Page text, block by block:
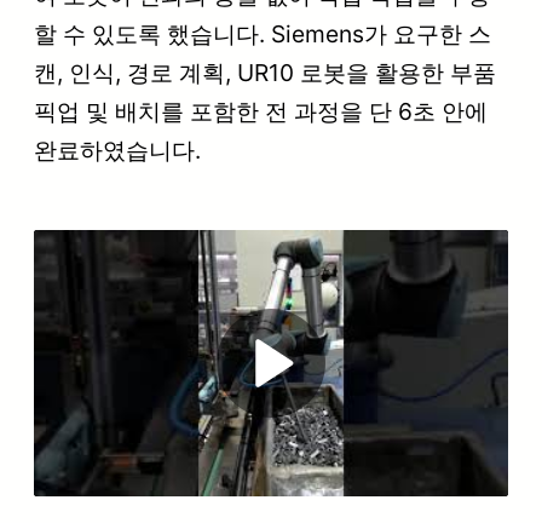
할 수 있도록 했습니다. Siemens가 요구한 스
캔, 인식, 경로 계획, UR10 로봇을 활용한 부품
픽업 및 배치를 포함한 전 과정을 단 6초 안에
완료하였습니다.
Play
Video